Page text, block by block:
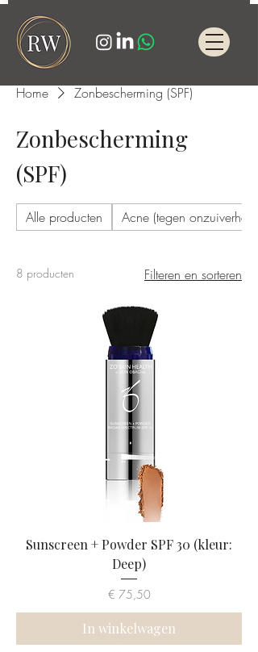
Home Zonbescherming (SPF)
Zonbescherming
(SPF)
Alle producten Acne (tegen
8 producten Filteren en sorteren
Sunscreen + Powder SPF 30 (kleur:
Deep)
Prijs
€ 75,50
In winkelwagen